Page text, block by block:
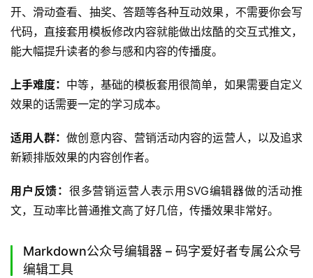
开、滑动查看、抽奖、答题等各种互动效果，不需要你会写
代码，直接套用模板修改内容就能做出炫酷的交互式推文，
能大幅提升读者的参与感和内容的传播度。
上手难度： 中等，基础的模板套用很简单，如果需要自定义
效果的话需要一定的学习成本。
适用人群：做创意内容、营销活动内容的运营人，以及追求
新颖排版效果的内容创作者。
用户反馈： 很多营销运营人表示用SVG编辑器做的活动推
文，互动率比普通推文高了好几倍，传播效果非常好。
Markdown公众号编辑器 – 码字爱好者专属公众号
编辑工具